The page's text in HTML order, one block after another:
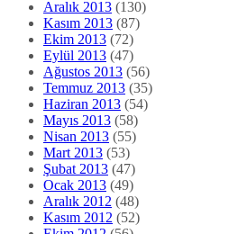
Aralık 2013 (130)
Kasım 2013 (87)
Ekim 2013 (72)
Eylül 2013 (47)
Ağustos 2013 (56)
Temmuz 2013 (35)
Haziran 2013 (54)
Mayıs 2013 (58)
Nisan 2013 (55)
Mart 2013 (53)
Şubat 2013 (47)
Ocak 2013 (49)
Aralık 2012 (48)
Kasım 2012 (52)